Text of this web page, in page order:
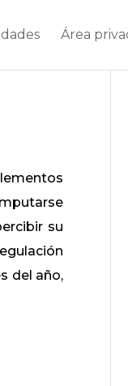
Área
su
del año,